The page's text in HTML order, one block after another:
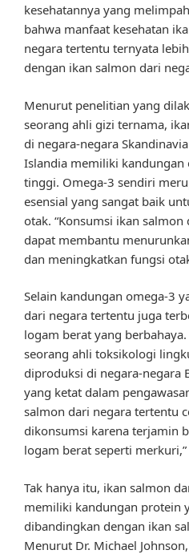
kesehatannya yang
bahwa manfaat kesehatan
negara tertentu ternyata
dengan ikan salmon dari
Menurut penelitian yang
seorang ahli gizi ternama,
di negara-negara
Islandia memiliki kandungan
tinggi. Omega-3 sendiri
esensial yang sangat baik
otak. “Konsumsi ikan
dapat membantu
dan meningkatkan fungsi
Selain kandungan omega-3
dari negara tertentu juga
logam berat yang
seorang ahli toksikologi
diproduksi di negara-negara
yang ketat dalam
salmon dari negara tertentu
dikonsumsi karena terjamin
logam berat seperti merkuri,”
Tak hanya itu, ikan salmon
memiliki kandungan protein
dibandingkan dengan ikan
Menurut Dr. Michael